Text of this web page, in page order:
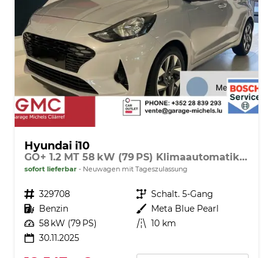
Hyundai i10
GO+ 1.2 MT 58 kW (79 PS) Klimaautomatik, Navigationssystem, Apple CarPlay & Android Auto, Sitzheizung, Lenkradheizung, Einparkhilfe hinten, Rückfahrkamera, Privacy Glass, 15" Leichtmetallfelgen, uvm.
sofort lieferbar Neuwagen mit Tageszulassung
Fahrzeugnr. 329708 Getriebe Schalt. 5-Gang
Kraftstoff Benzin Außenfarbe Meta Blue Pearl
Leistung 58 kW (79 PS) Kilometerstand 10 km
30.11.2025